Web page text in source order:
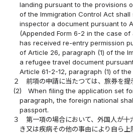
landing pursuant to the provisions
of the Immigration Control Act shall
inspector a document pursuant to
(Appended Form 6-2 in the case
has received re-entry permission
of Article 26, paragraph (1) of the
a refugee travel document
Article 61-2-12, paragraph (1) of
２
前項の申請に当たつては、旅券を提
(2)
When filing the application set
paragraph, the foreign national
passport.
３
第一項の場合において、外国人が
き又は疾病その他の事由により自ら